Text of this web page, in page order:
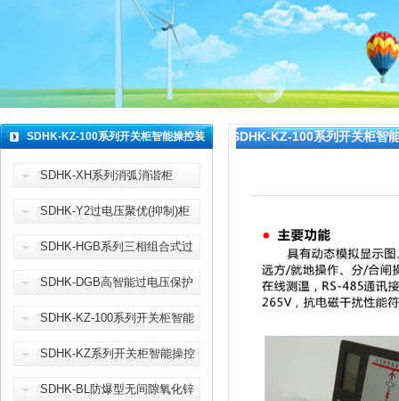
SDHK-KZ-100系列开关柜智
SDHK-KZ-100系列开关柜智能操控装
SDHK-XH系列消弧消谐柜
SDHK-Y2过电压聚优(抑制)柜
SDHK-HGB系列三相组合式过
电压保护器
SDHK-DGB高智能过电压保护
器
SDHK-KZ-100系列开关柜智能
操控装置
SDHK-KZ系列开关柜智能操控
装置
SDHK-BL防爆型无间隙氧化锌